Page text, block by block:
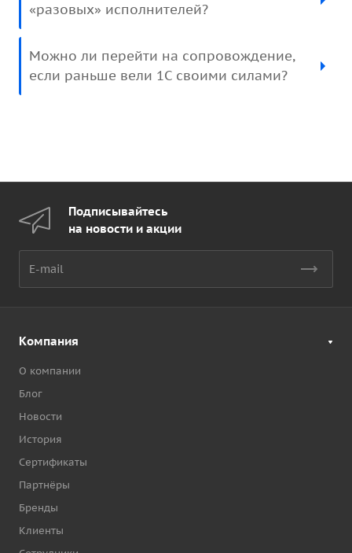
«разовых» исполнителей?
Можно ли перейти на сопровождение,
если раньше вели 1С своими силами?
Подписывайтесь
на новости и акции
Компания
О компании
Блог
Новости
История
Сертификаты
Партнёры
Бренды
Клиенты